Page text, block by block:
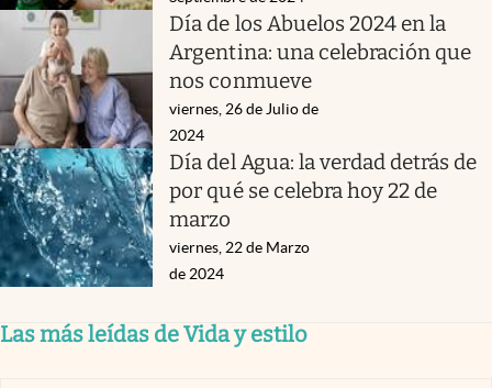
Día de los Abuelos 2024 en la
Argentina: una celebración que
nos conmueve
viernes, 26 de Julio de
2024
Día del Agua: la verdad detrás de
por qué se celebra hoy 22 de
marzo
viernes, 22 de Marzo
de 2024
Las más leídas de Vida y estilo